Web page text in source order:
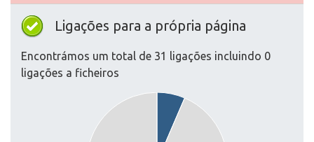
Ligações para a própria página
Encontrámos um total de 31 ligações incluindo 0
ligações a ficheiros